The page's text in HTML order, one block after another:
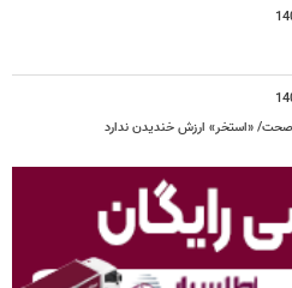
صحت/ «استخر» ارزش خندیدن ندارد